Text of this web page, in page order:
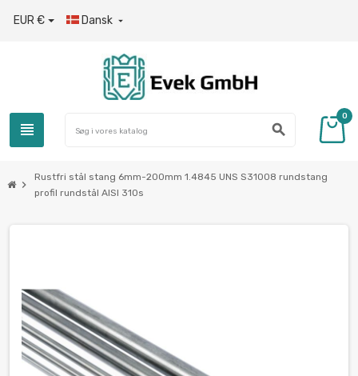
EUR € Dansk 
view_headline search
0
chevron_right
Rustfri stål stang 6mm-200mm 1.4845 UNS S31008 rundstang
profil rundstål AISI 310s